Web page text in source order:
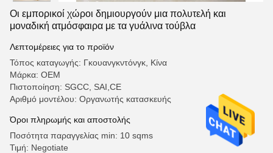
Οι εμπορικοί χώροι δημιουργούν μια πολυτελή και
μοναδική ατμόσφαιρα με τα γυάλινα τούβλα
Λεπτομέρειες για το προϊόν
Τόπος καταγωγής: Γκουανγκντόνγκ, Κίνα
Μάρκα: OEM
Πιστοποίηση: SGCC, SAI,CE
Αριθμό μοντέλου: Οργανωτής κατασκευής
Όροι πληρωμής και αποστολής
Ποσότητα παραγγελίας min: 10 sqms
Τιμή: Negotiate